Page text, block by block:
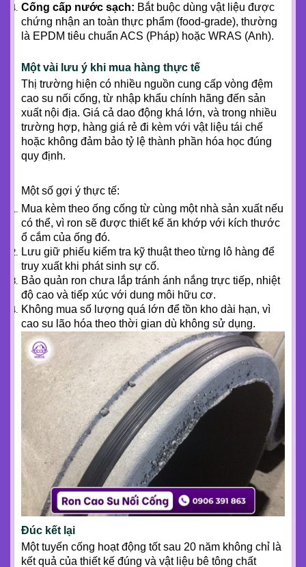
Cống cấp nước sạch: Bắt buộc dùng vật liệu được
chứng nhận an toàn thực phẩm (food-grade), thường
là EPDM tiêu chuẩn ACS (Pháp) hoặc WRAS (Anh).
Một vài lưu ý khi mua hàng thực tế
Thị trường hiện có nhiều nguồn cung cấp vòng đệm
cao su nối cống, từ nhập khẩu chính hãng đến sản
xuất nội địa. Giá cả dao động khá lớn, và trong nhiều
trường hợp, hàng giá rẻ đi kèm với vật liệu tái chế
hoặc không đảm bảo tỷ lệ thành phần hóa học đúng
quy định.
Một số gợi ý thực tế:
Mua kèm theo ống cống từ cùng một nhà sản xuất nếu
có thể, vì ron sẽ được thiết kế ăn khớp với kích thước
ổ cắm của ống đó.
Lưu giữ phiếu kiểm tra kỹ thuật theo từng lô hàng để
truy xuất khi phát sinh sự cố.
Bảo quản ron chưa lắp tránh ánh nắng trực tiếp, nhiệt
độ cao và tiếp xúc với dung môi hữu cơ.
Không mua số lượng quá lớn để tồn kho dài hạn, vì
cao su lão hóa theo thời gian dù không sử dụng.
Đúc kết lại
Một tuyến cống hoạt động tốt sau 20 năm không chỉ là
kết quả của thiết kế đúng và vật liệu bê tông chất